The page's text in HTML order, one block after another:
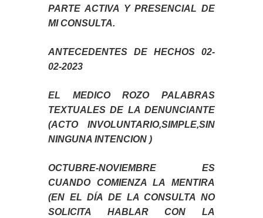
PARTE ACTIVA Y PRESENCIAL DE
MI CONSULTA.
ANTECEDENTES DE HECHOS 02-
02-2023
EL MEDICO ROZO PALABRAS
TEXTUALES DE LA DENUNCIANTE
(ACTO INVOLUNTARIO,SIMPLE,SIN
NINGUNA INTENCION )
OCTUBRE-NOVIEMBRE ES
CUANDO COMIENZA LA MENTIRA
(EN EL DÍA DE LA CONSULTA NO
SOLICITA HABLAR CON LA